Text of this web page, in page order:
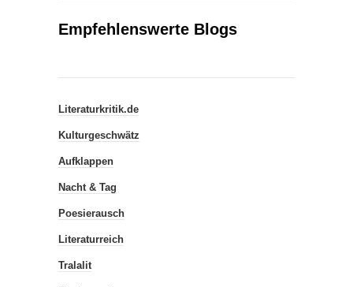
Empfehlenswerte Blogs
Literaturkritik.de
Kulturgeschwätz
Aufklappen
Nacht & Tag
Poesierausch
Literaturreich
Tralalit